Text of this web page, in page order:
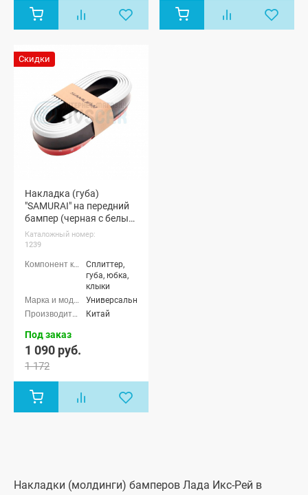
Скидки
Накладка (губа)
"SAMURAI" на передний
бампер (черная с белым
кантом)
Каталожный номер:
1239
Сплиттер,
губа, юбка,
клыки
Универсальные
Китай
Под заказ
1 090 руб.
1 172
Накладки (молдинги) бамперов Лада Икс-Рей в